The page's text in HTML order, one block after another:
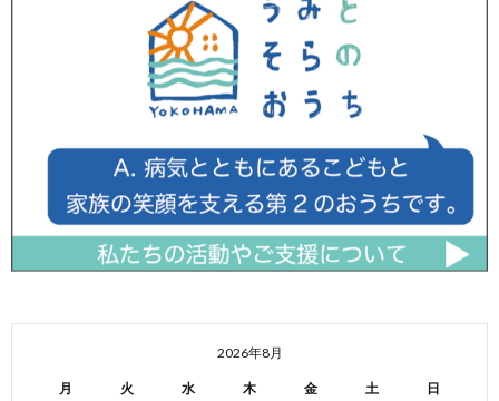
2026年8月
月 火 水 木 金 土 日